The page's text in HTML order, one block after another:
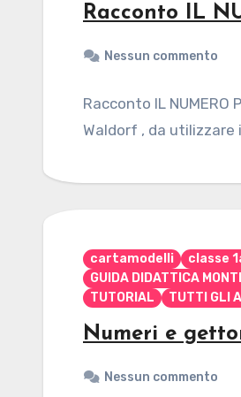
Racconto IL
Nessun commento
Racconto IL
Waldorf , da utilizzare
cartamodelli classe
GUIDA DIDATTICA
TUTORIAL
TUTTI GLI
Numeri e
Nessun commento